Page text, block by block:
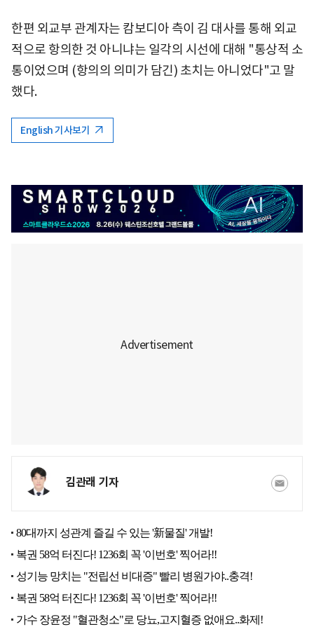
한편 외교부 관계자는 캄보디아 측이 김 대사를 통해 외교
적으로 항의한 것 아니냐는 일각의 시선에 대해 "통상적 소
통이었으며 (항의의 의미가 담긴) 초치는 아니었다"고 말
했다.
English 기사보기
김관래 기자